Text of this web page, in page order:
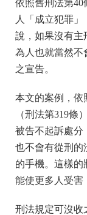
依照舊刑法第
人「成立犯罪
說，如果沒有主
為人也就當然不
之宣告。
本文的案例，依
（刑法第319條
被告不起訴處分
也不會有從刑的
的手機。這樣的
能使更多人受害
刑法規定可沒收